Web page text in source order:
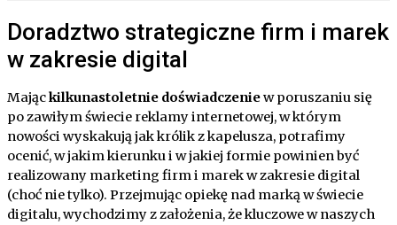
Doradztwo strategiczne firm i marek
w zakresie digital
Mająckilkunastoletnie doświadczeniew poruszaniu się
po zawiłym świecie reklamy internetowej, w którym
nowości wyskakują jak królik z kapelusza, potrafimy
ocenić, w jakim kierunku i w jakiej formie powinien być
realizowany marketing firm i marek w zakresie digital
(choć nie tylko). Przejmując opiekę nad marką w świecie
digitalu, wychodzimy z założenia, że kluczowe w naszych